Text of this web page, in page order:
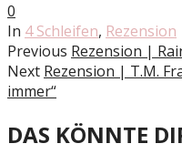
0
In 4 Schleifen, Rezension
Previous Rezension |
Next Rezension | T.M.
immer“
DAS KÖNNTE